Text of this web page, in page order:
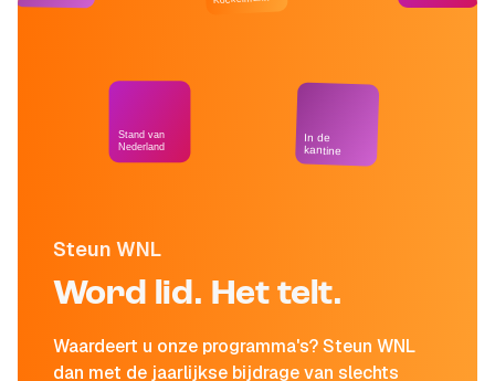
Steun WNL
Word lid. Het telt.
Waardeert u onze programma's? Steun WNL
dan met de jaarlijkse bijdrage van slechts
Stand van
Nederland
In de
kantine